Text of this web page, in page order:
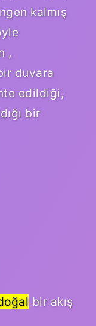
kalmış
,
duvara
edildiği,
bir
bir akış